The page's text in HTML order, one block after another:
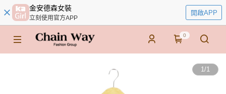
金安德森女裝
立刻使用官方APP
開啟APP
0
1/1